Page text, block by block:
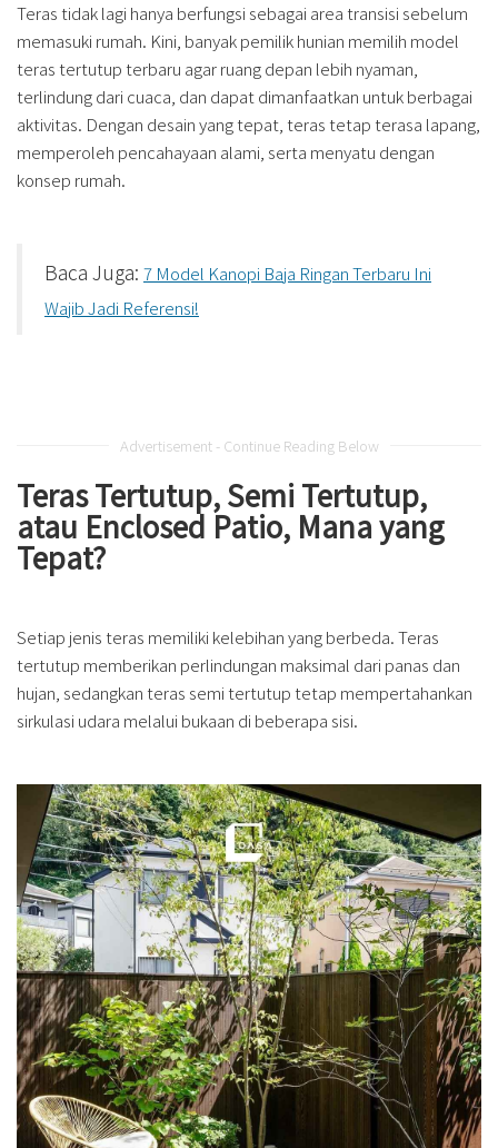
Teras tidak lagi hanya berfungsi sebagai area transisi sebelum
memasuki rumah. Kini, banyak pemilik hunian memilih model
teras tertutup terbaru agar ruang depan lebih nyaman,
terlindung dari cuaca, dan dapat dimanfaatkan untuk berbagai
aktivitas. Dengan desain yang tepat, teras tetap terasa lapang,
memperoleh pencahayaan alami, serta menyatu dengan
konsep rumah.
Baca Juga: 7 Model Kanopi Baja Ringan Terbaru Ini
Wajib Jadi Referensi!
Advertisement - Continue Reading Below
Teras Tertutup, Semi Tertutup,
atau Enclosed Patio, Mana yang
Tepat?
Setiap jenis teras memiliki kelebihan yang berbeda. Teras
tertutup memberikan perlindungan maksimal dari panas dan
hujan, sedangkan teras semi tertutup tetap mempertahankan
sirkulasi udara melalui bukaan di beberapa sisi.